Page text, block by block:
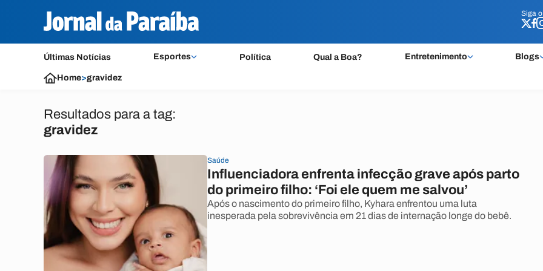
Siga o
Últimas Notícias Esportes Política Qual a Boa? Entretenimento Blogs
Siga o
Home>gravidez
Resultados para a tag:
gravidez
Saúde
Influenciadora enfrenta infecção grave após parto
do primeiro filho: ‘Foi ele quem me salvou’
Após o nascimento do primeiro filho, Kyhara enfrentou uma luta
inesperada pela sobrevivência em 21 dias de internação longe do bebê.